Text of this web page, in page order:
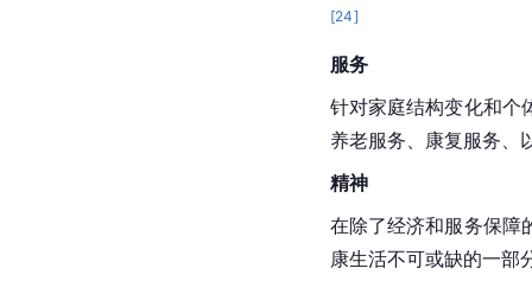
[24]
服务
针对家庭结构变化和个
养老服务、康复服务、
精神
在除了经济和服务保障
康生活不可或缺的一部